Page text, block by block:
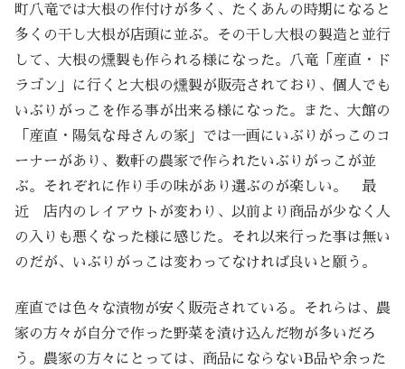
町八竜では大根の作付けが多く、たくあんの時期になると
多くの干し大根が店頭に並ぶ。その干し大根の製造と並行
して、大根の燻製も作られる様になった。八竜「産直・ド
ラゴン」に行くと大根の燻製が販売されており、個人でも
いぶりがっこを作る事が出来る様になった。また、大館の
「産直・陽気な母さんの家」では一画にいぶりがっこのコ
ーナーがあり、数軒の農家で作られたいぶりがっこが並
ぶ。それぞれに作り手の味があり選ぶのが楽しい。 最
近 店内のレイアウトが変わり、以前より商品が少なく人
の入りも悪くなった様に感じた。それ以来行った事は無い
のだが、いぶりがっこは変わってなければ良いと願う。
産直では色々な漬物が安く販売されている。それらは、農
家の方々が自分で作った野菜を漬け込んだ物が多いだろ
う。農家の方々にとっては、商品にならないB品や余った